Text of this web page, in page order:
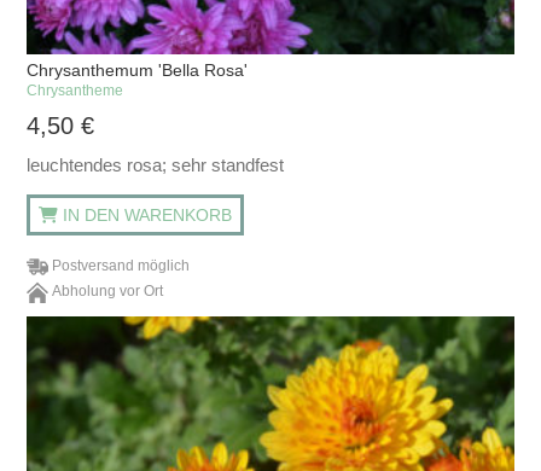
Chrysanthemum 'Bella Rosa'
Chrysantheme
4,50€
leuchtendes rosa; sehr standfest
IN DEN WARENKORB
Postversand möglich
Abholung vor Ort